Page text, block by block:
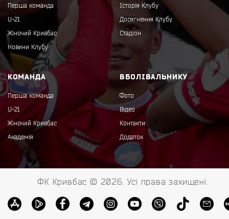
Перша команда
U-21
Жіночий Кривбас
Новини Клубу
Історія Клубу
Досягнення Клубу
Стадіон
КОМАНДА
Перша команда
U-21
Жіночий Кривбас
Академія
ВБОЛІВАЛЬНИКУ
Фото
Відео
Контакти
Додаток
ФК Кривбас © 2026. Усі права захищені.